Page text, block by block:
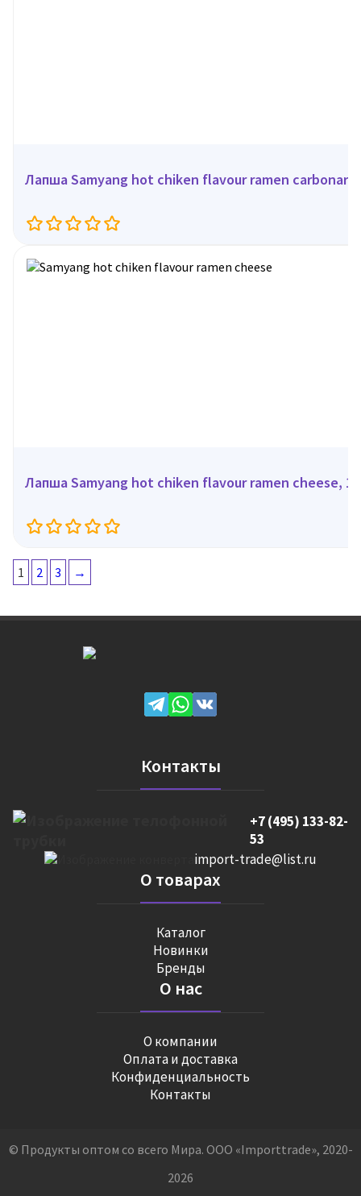
Лапша Samyang hot chiken flavour ramen carbonara,
Лапша Samyang hot chiken flavour ramen cheese,
1 2 3 →
Контакты
+7 (495) 133-82-
53
import-trade@list.ru
О товарах
Каталог
Новинки
Бренды
О нас
О компании
Оплата и доставка
Конфиденциальность
Контакты
© Продукты оптом со всего Мира. ООО «Importtrade», 2020-
2026